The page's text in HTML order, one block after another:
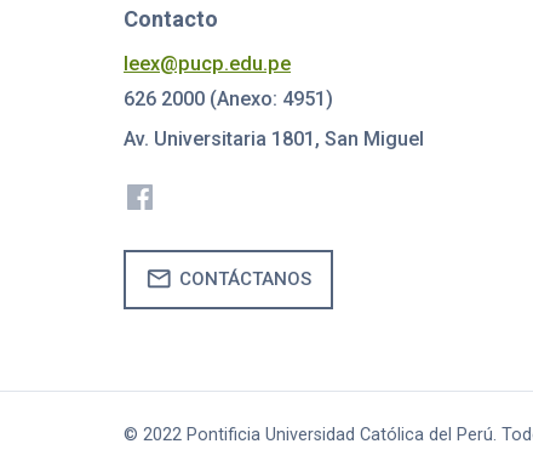
Contacto
leex@pucp.edu.pe
626 2000 (Anexo: 4951)
Av. Universitaria 1801, San Miguel
mail CONTÁCTANOS
© 2022 Pontificia Universidad Católica del Perú.